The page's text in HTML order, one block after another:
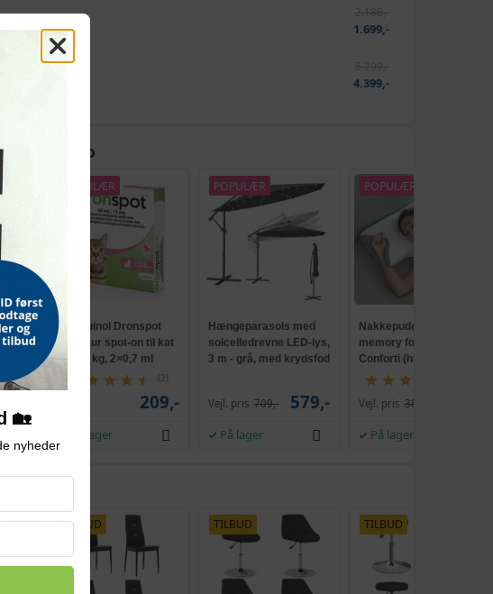
2.186,-
1.699,-
5.299,-
4.399,-
MED
9
POPULÆR
Vetoquinol Dronspot
ormekur spot-on til kat
- 2,5-5 kg, 2×0,7 ml
(2)
209,-
På lager
POPULÆR
Hængeparasols med
solcelledrevne LED-lys,
3 m - grå, med krydsfod
Vejl. pris 709,- 579,-
På lager
POPULÆR
Nakkepude med
memory foam -
Conforti (hvid/grå)
Vejl. pris 386,-
På lager
TILBUD TILBUD TILBUD
🏡
nyheder